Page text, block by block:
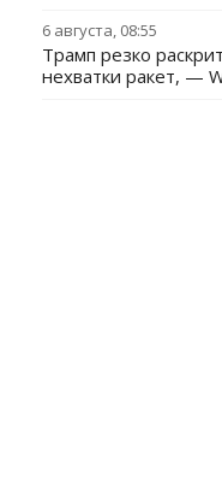
6 августа, 08:55
Трамп резко
нехватки ракет, —